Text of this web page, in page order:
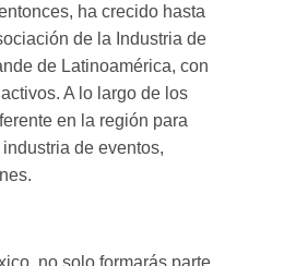
ha crecido hasta
de la Industria de
de Latinoamérica, con
A lo largo de los
en la región para
de eventos,
no solo formarás parte